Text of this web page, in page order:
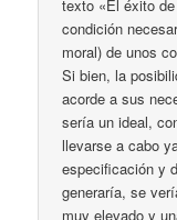
texto «El éxito
condición
moral) de unos
Si bien, la
acorde a sus
sería un ideal,
llevarse a cabo
especificación y
generaría, se
muy elevado y